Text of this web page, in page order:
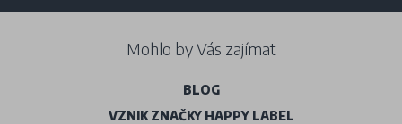
Mohlo by Vás zajímat
BLOG
VZNIK ZNAČKY HAPPY LABEL